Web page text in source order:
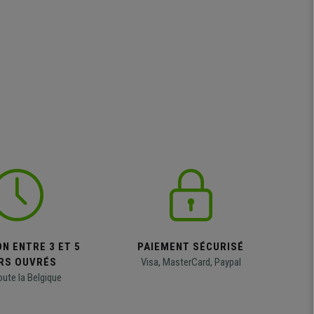
ENTRE 3 ET 5
OUVRÉS
la Belgique
PAIEMENT SÉCURISÉ
Visa, MasterCard, Paypal